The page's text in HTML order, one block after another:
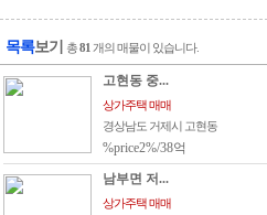
목록보기 총81 개의 매물이 있습니다.
고현동 중...
상가주택 매매
경상남도 거제시 고현동
%price2%/38억
남부면 저...
상가주택 매매